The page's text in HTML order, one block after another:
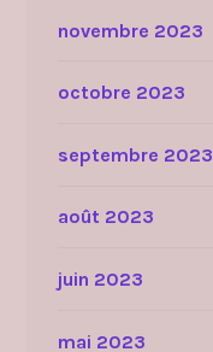
novembre 2023
octobre 2023
septembre 2023
août 2023
juin 2023
mai 2023